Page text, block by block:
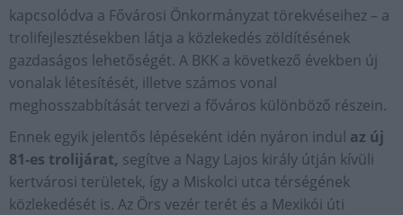
kapcsolódva a Fővárosi Önkormányzat törekvéseihez – a
trolifejlesztésekben látja a közlekedés zöldítésének
gazdaságos lehetőségét. A BKK a következő években új
vonalak létesítését, illetve számos vonal
meghosszabbítását tervezi a főváros különböző részein.
Ennek egyik jelentős lépéseként idén nyáron indul az új
81-es trolijárat, segítve a Nagy Lajos király útján kívüli
kertvárosi területek, így a Miskolci utca térségének
közlekedését is. Az Örs vezér terét és a Mexikói úti